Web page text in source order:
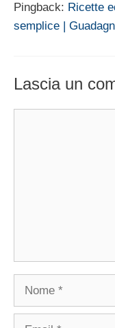
Pingback: Ricette
semplice |
Lascia un